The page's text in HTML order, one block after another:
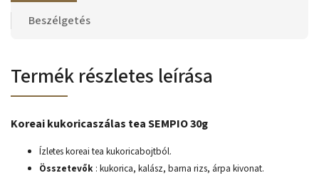
Beszélgetés
Termék részletes leírása
Koreai kukoricaszálas tea SEMPIO 30g
Ízletes koreai tea kukoricabojtból.
Összetevők : kukorica, kalász, barna rizs, árpa kivonat.